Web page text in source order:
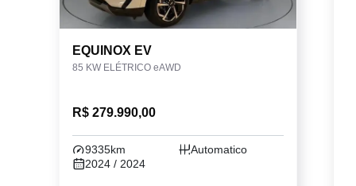
EQUINOX EV
85 KW ELÉTRICO eAWD
R$ 279.990,00
9335km
Automatico
2024 / 2024